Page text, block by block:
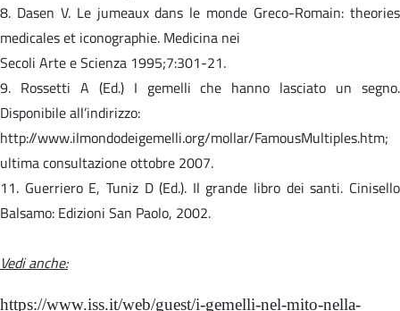
8. Dasen V. Le jumeaux dans le monde Greco-Romain: theories
medicales et iconographie. Medicina nei
Secoli Arte e Scienza 1995;7:301-21.
9. Rossetti A (Ed.) I gemelli che hanno lasciato un segno.
Disponibile all’indirizzo:
http://www.ilmondodeigemelli.org/mollar/FamousMultiples.htm;
ultima consultazione ottobre 2007.
11. Guerriero E, Tuniz D (Ed.). Il grande libro dei santi. Cinisello
Balsamo: Edizioni San Paolo, 2002.
Vedi anche:
https://www.iss.it/web/guest/i-gemelli-nel-mito-nella-